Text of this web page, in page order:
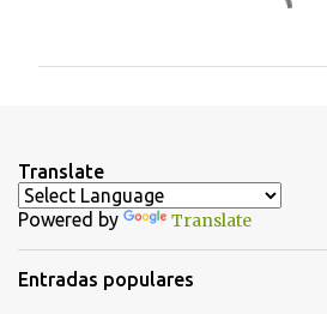
a
r
o
Translate
Powered by Translate
Entradas populares